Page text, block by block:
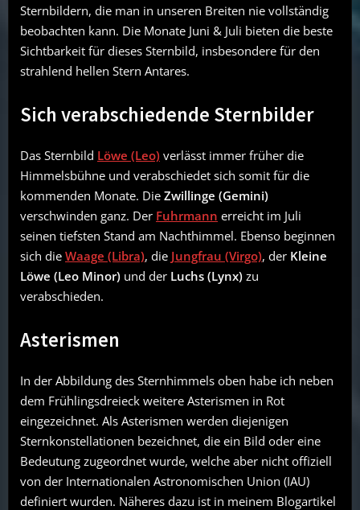
Sternbildern, die man in unseren Breiten nie vollständig
beobachten kann. Die Monate Juni & Juli bieten die beste
Sichtbarkeit für dieses Sternbild, insbesondere für den
strahlend hellen Stern Antares.
Sich verabschiedende Sternbilder
Das Sternbild Löwe (Leo) verlässt immer früher die
Himmelsbühne und verabschiedet sich somit für die
kommenden Monate. Die Zwillinge (Gemini)
verschwinden ganz. Der Fuhrmann erreicht im Juli
seinen tiefsten Stand am Nachthimmel. Ebenso beginnen
sich die Waage (Libra), die Jungfrau (Virgo), der Kleine
Löwe (Leo Minor) und der Luchs (Lynx) zu
verabschieden.
Asterismen
In der Abbildung des Sternhimmels oben habe ich neben
dem Frühlingsdreieck weitere Asterismen in Rot
eingezeichnet. Als Asterismen werden diejenigen
Sternkonstellationen bezeichnet, die ein Bild oder eine
Bedeutung zugeordnet wurde, welche aber nicht offiziell
von der Internationalen Astronomischen Union (IAU)
definiert wurden. Näheres dazu ist in meinem Blogartikel